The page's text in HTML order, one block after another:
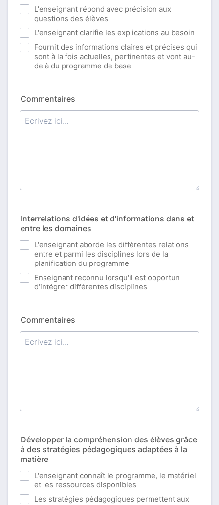
L'enseignant répond avec précision aux
questions des élèves
L'enseignant clarifie les explications au besoin
Fournit des informations claires et précises qui
sont à la fois actuelles, pertinentes et vont au-
delà du programme de base
Commentaires
Interrelations d'idées et d'informations dans et
entre les domaines
L'enseignant aborde les différentes relations
entre et parmi les disciplines lors de la
planification du programme
Enseignant reconnu lorsqu'il est opportun
d'intégrer différentes disciplines
Commentaires
Développer la compréhension des élèves grâce
à des stratégies pédagogiques adaptées à la
matière
L'enseignant connaît le programme, le matériel
et les ressources disponibles
Les stratégies pédagogiques permettent aux